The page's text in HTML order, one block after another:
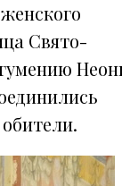
Свято-